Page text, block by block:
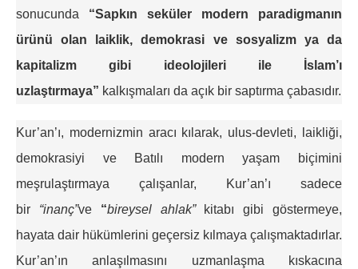
sonucunda “Sapkın seküler modern paradigmanın
ürünü olan laiklik, demokrasi ve sosyalizm ya da
kapitalizm gibi ideolojileri ile İslam’ı
uzlaştırmaya” kalkışmaları da açık bir saptırma çabasıdır.
Kur’an’ı, modernizmin aracı kılarak, ulus-devleti, laikliği,
demokrasiyi ve Batılı modern yaşam biçimini
meşrulaştırmaya çalışanlar, Kur’an’ı sadece
bir “inanç”ve “bireysel ahlak”kitabı gibi göstermeye,
hayata dair hükümlerini geçersiz kılmaya çalışmaktadırlar.
Kur’an’ın anlaşılmasını uzmanlaşma kıskacına